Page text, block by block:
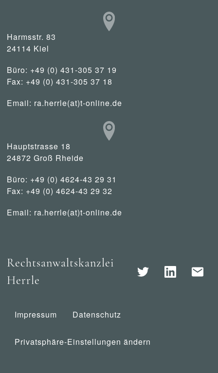
Harmsstr. 83
24114 Kiel
Büro: +49 (0) 431-305 37 19
Fax: +49 (0) 431-305 37 18
Email: ra.herrle(at)t-online.de
Hauptstrasse 18
24872 Groß Rheide
Büro: +49 (0) 4624-43 29 31
Fax: +49 (0) 4624-43 29 32
Email: ra.herrle(at)t-online.de
Rechtsanwaltskanzlei
Herrle
Impressum Datenschutz
Privatsphäre-Einstellungen ändern